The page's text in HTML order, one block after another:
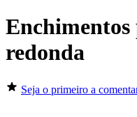
redonda
Seja o primeiro a